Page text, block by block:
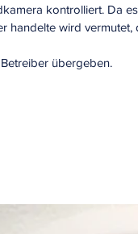
kontrolliert. Da
handelte wird
übergeben.